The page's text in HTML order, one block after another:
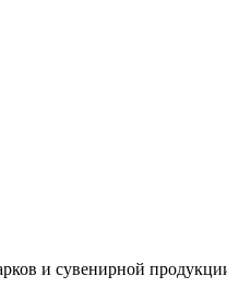
и сувенирной